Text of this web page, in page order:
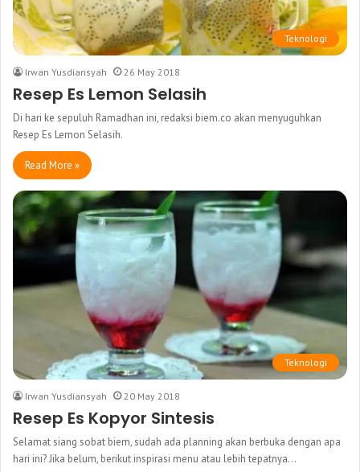
Teknologi
Irwan Yusdiansyah 26 May 2018
Resep Es Lemon Selasih
Di hari ke sepuluh Ramadhan ini, redaksi biem.co akan menyuguhkan
Resep Es Lemon Selasih.
Read More »
Teknologi
Irwan Yusdiansyah 20 May 2018
Resep Es Kopyor Sintesis
Selamat siang sobat biem, sudah ada planning akan berbuka dengan apa
hari ini? Jika belum, berikut inspirasi menu atau lebih tepatnya…